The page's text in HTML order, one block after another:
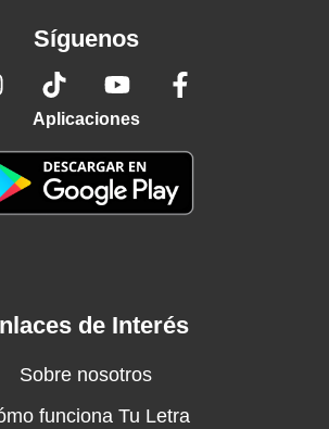
Síguenos
Aplicaciones
de Interés
Sobre nosotros
funciona Tu Letra